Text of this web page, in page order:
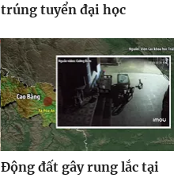
trúng tuyển đại học
Động đất gây rung lắc tại